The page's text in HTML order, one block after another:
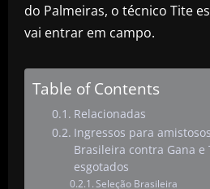
do Palmeiras, o técnico Tite
vai entrar em campo.
Table of Contents
Relacionadas
Ingressos para
Brasileira contra Gana e
esgotados
Seleção Brasileira